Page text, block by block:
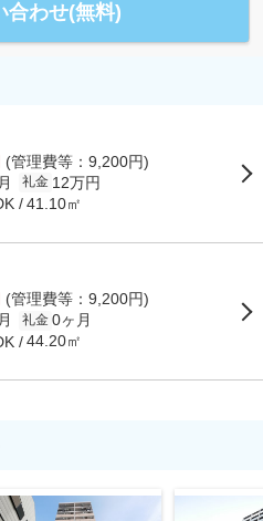
合わせ(無料)
(管理費等：9,200円)
礼金 12万円
41.10㎡
(管理費等：9,200円)
礼金 0ヶ月
44.20㎡